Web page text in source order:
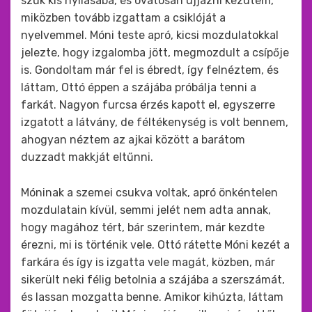
miközben tovább izgattam a csiklóját a
nyelvemmel. Móni teste apró, kicsi mozdulatokkal
jelezte, hogy izgalomba jött, megmozdult a csípője
is. Gondoltam már fel is ébredt, így felnéztem, és
láttam, Ottó éppen a szájába próbálja tenni a
farkát. Nagyon furcsa érzés kapott el, egyszerre
izgatott a látvány, de féltékenység is volt bennem,
ahogyan néztem az ajkai között a barátom
duzzadt makkját eltűnni.
Móninak a szemei csukva voltak, apró önkéntelen
mozdulatain kívül, semmi jelét nem adta annak,
hogy magához tért, bár szerintem, már kezdte
érezni, mi is történik vele. Ottó rátette Móni kezét a
farkára és így is izgatta vele magát, közben, már
sikerült neki félig betolnia a szájába a szerszámát,
és lassan mozgatta benne. Amikor kihúzta, láttam